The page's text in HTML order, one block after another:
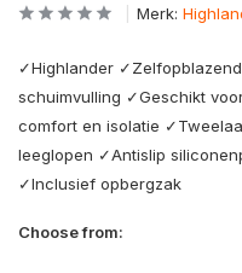
Merk:
✓Highlander
schuimvulling ✓Geschikt
comfort en isolatie
leeglopen ✓Antislip
✓Inclusief opbergzak
Choose from: